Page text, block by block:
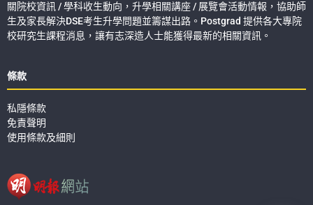
關院校資訊 / 學科收生動向，升學相關講座 / 展覽會活動情報，協助師
生及家長解決DSE考生升學問題並籌謀出路。Postgrad 提供各大專院
校研究生課程消息，讓有志深造人士能獲得最新的相關資訊。
條款
私隱條款
免責聲明
使用條款及細則